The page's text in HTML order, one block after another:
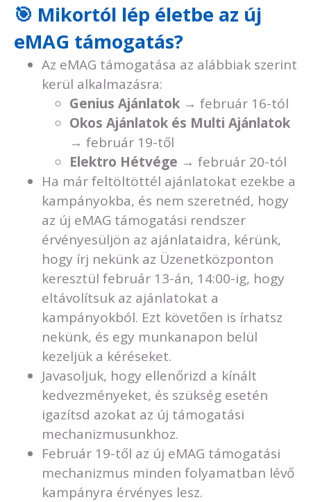
🎯 Mikortól lép életbe az új
eMAG támogatás?
Az eMAG támogatása az alábbiak szerint
kerül alkalmazásra:
Genius Ajánlatok → február 16-tól
Okos Ajánlatok és Multi Ajánlatok
→ február 19-től
Elektro Hétvége → február 20-tól
Ha már feltöltöttél ajánlatokat ezekbe a
kampányokba, és nem szeretnéd, hogy
az új eMAG támogatási rendszer
érvényesüljön az ajánlataidra, kérünk,
hogy írj nekünk az Üzenetközponton
keresztül február 13-án, 14:00-ig, hogy
eltávolítsuk az ajánlatokat a
kampányokból. Ezt követően is írhatsz
nekünk, és egy munkanapon belül
kezeljük a kéréseket.
Javasoljuk, hogy ellenőrizd a kínált
kedvezményeket, és szükség esetén
igazítsd azokat az új támogatási
mechanizmusunkhoz.
Február 19-től az új eMAG támogatási
mechanizmus minden folyamatban lévő
kampányra érvényes lesz.